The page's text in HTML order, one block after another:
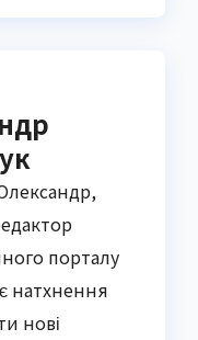
порталу
натхнення
нові